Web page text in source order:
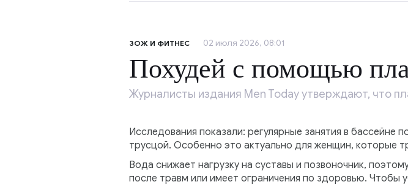
ЗОЖ И ФИТНЕС 02 июля 2026, 08:01
Похудей с помощью
Журналисты издания Men Today утверждают, что
Исследования показали: регулярные занятия в бассейне
трусцой. Особенно это актуально для женщин, которые
Вода снижает нагрузку на суставы и позвоночник,
после травм или имеет ограничения по здоровью. Чтобы